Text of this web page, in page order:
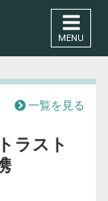
MENU
一覧を見る
ラスト